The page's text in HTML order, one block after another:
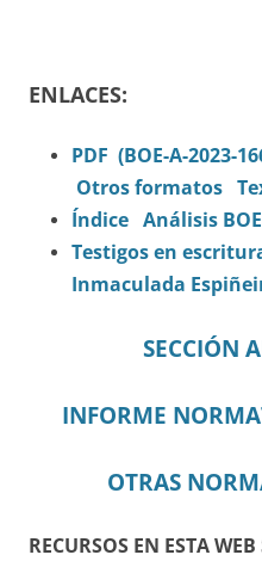
ENLACES:
PDF (BOE-A-2023-
Otros formatos
Índice Análisis BOE
Testigos en
Inmaculada
SECCIÓN
INFORME
OTRAS
RECURSOS EN ESTA